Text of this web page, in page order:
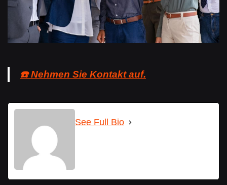
☎️ Nehmen Sie Kontakt auf.
See Full Bio